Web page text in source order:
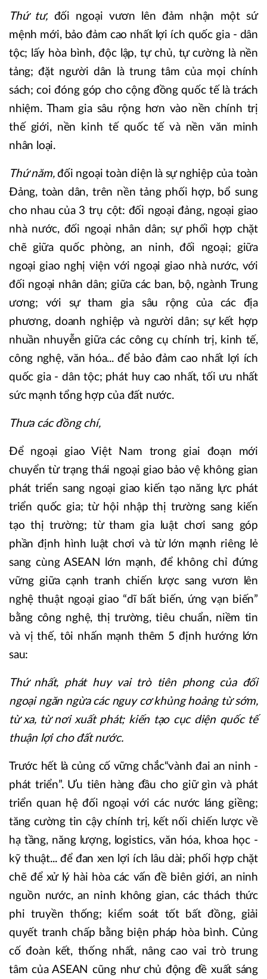
Thứ tư, đối ngoại vươn lên đảm nhận một sứ
mệnh mới, bảo đảm cao nhất lợi ích quốc gia - dân
tộc; lấy hòa bình, độc lập, tự chủ, tự cường là nền
tảng; đặt người dân là trung tâm của mọi chính
sách; coi đóng góp cho cộng đồng quốc tế là trách
nhiệm. Tham gia sâu rộng hơn vào nền chính trị
thế giới, nền kinh tế quốc tế và nền văn minh
nhân loại.
Thứ năm,đối ngoại toàn diện là sự nghiệp của toàn
Đảng, toàn dân, trên nền tảng phối hợp, bổ sung
cho nhau của 3 trụ cột: đối ngoại đảng, ngoại giao
nhà nước, đối ngoại nhân dân; sự phối hợp chặt
chẽ giữa quốc phòng, an ninh, đối ngoại; giữa
ngoại giao nghị viện với ngoại giao nhà nước, với
đối ngoại nhân dân; giữa các ban, bộ, ngành Trung
ương; với sự tham gia sâu rộng của các địa
phương, doanh nghiệp và người dân; sự kết hợp
nhuần nhuyễn giữa các công cụ chính trị, kinh tế,
công nghệ, văn hóa... để bảo đảm cao nhất lợi ích
quốc gia - dân tộc; phát huy cao nhất, tối ưu nhất
sức mạnh tổng hợp của đất nước.
Thưa các đồng chí,
Để ngoại giao Việt Nam trong giai đoạn mới
chuyển từ trạng thái ngoại giao bảo vệ không gian
phát triển sang ngoại giao kiến tạo năng lực phát
triển quốc gia; từ hội nhập thị trường sang kiến
tạo thị trường; từ tham gia luật chơi sang góp
phần định hình luật chơi và từ lớn mạnh riêng lẻ
sang cùng ASEAN lớn mạnh, để không chỉ đứng
vững giữa cạnh tranh chiến lược sang vươn lên
nghệ thuật ngoại giao “dĩ bất biến, ứng vạn biến”
bằng công nghệ, thị trường, tiêu chuẩn, niềm tin
và vị thế, tôi nhấn mạnh thêm 5 định hướng lớn
sau:
Thứ nhất, phát huy vai trò tiên phong của đối
ngoại ngăn ngừa các nguy cơ khủng hoảng từ sớm,
từ xa, từ nơi xuất phát; kiến tạo cục diện quốc tế
thuận lợi cho đất nước.
Trước hết là củng cố vững chắc“vành đai an ninh -
phát triển”. Ưu tiên hàng đầu cho giữ gìn và phát
triển quan hệ đối ngoại với các nước láng giềng;
tăng cường tin cậy chính trị, kết nối chiến lược về
hạ tầng, năng lượng, logistics, văn hóa, khoa học -
kỹ thuật... để đan xen lợi ích lâu dài; phối hợp chặt
chẽ để xử lý hài hòa các vấn đề biên giới, an ninh
nguồn nước, an ninh không gian, các thách thức
phi truyền thống; kiểm soát tốt bất đồng, giải
quyết tranh chấp bằng biện pháp hòa bình. Củng
cố đoàn kết, thống nhất, nâng cao vai trò trung
tâm của ASEAN cũng như chủ động đề xuất sáng